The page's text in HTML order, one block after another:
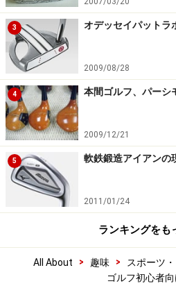
3 オデッセイパットラ
2009/08/28
4 本間ゴルフ、パーシ
2009/12/21
5 軟鉄鍛造アイアンの
2011/01/24
ランキングをも
All About > 趣味 > スポーツ
ゴルフ初心者